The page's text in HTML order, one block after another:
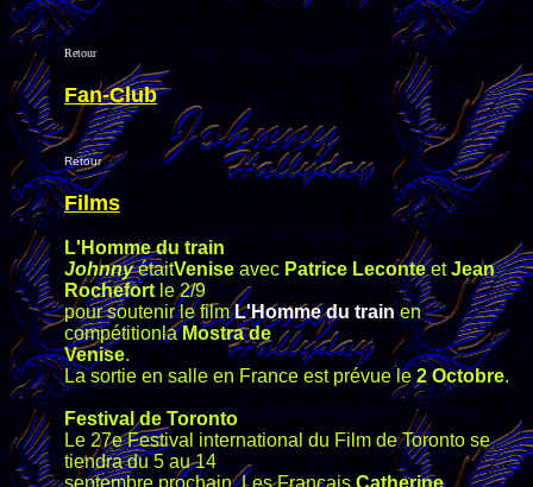
Retour
Fan-Club
Retour
Films
L'Homme du train
JohnnyétaitVeniseavecPatrice LeconteetJean
Rochefortle 2/9
pour soutenir le filmL'Homme du trainen
compétitionlaMostra de
Venise.
La sortie en salle en France est prévue le2 Octobre.
Festival de Toronto
Le 27e Festival international du Film de Toronto se
tiendra du 5 au 14
septembre prochain. Les Français Catherine